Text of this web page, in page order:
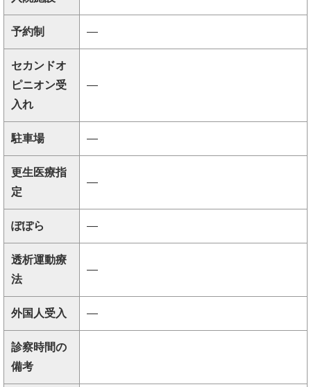
予約制 ―
セカンドオ
ピニオン受
入れ
―
駐車場 ―
更生医療指
定
―
ぽぽら ―
透析運動療
法
―
外国人受入 ―
診察時間の
備考